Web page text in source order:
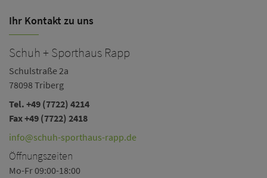
Ihr Kontakt zu uns
Schuh + Sporthaus Rapp
Schulstraße 2a
78098 Triberg
Tel. +49 (7722) 4214
Fax +49 (7722) 2418
info@schuh-sporthaus-rapp.de
Öffnungszeiten
Mo-Fr 09:00-18:00